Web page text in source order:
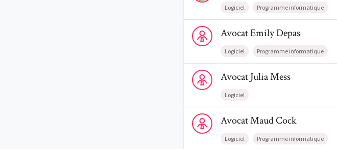
Logiciel Programme informatique
Voir le profil de AvocatEmily Depas
AvocatEmilyDepas
Logiciel Programme informatique
Voir le profil de AvocatJulia Mess
AvocatJuliaMess
Logiciel
Voir le profil de AvocatMaud Cock
AvocatMaudCock
Logiciel Programme informatique